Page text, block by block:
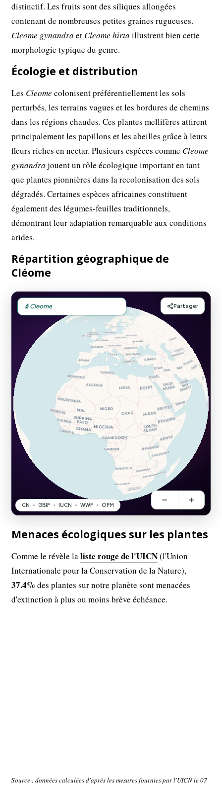
distinctif. Les fruits sont des siliques allongées
contenant de nombreuses petites graines rugueuses.
Cleome gynandra et Cleome hirta illustrent bien cette
morphologie typique du genre.
Écologie et distribution
Les Cleome colonisent préférentiellement les sols
perturbés, les terrains vagues et les bordures de chemins
dans les régions chaudes. Ces plantes mellifères attirent
principalement les papillons et les abeilles grâce à leurs
fleurs riches en nectar. Plusieurs espèces comme Cleome
gynandra jouent un rôle écologique important en tant
que plantes pionnières dans la recolonisation des sols
dégradés. Certaines espèces africaines constituent
également des légumes-feuilles traditionnels,
démontrant leur adaptation remarquable aux conditions
arides.
Répartition géographique de
Cléome
Menaces écologiques sur les plantes
Comme le révèle laliste rouge de l'UICN(l'Union
Internationale pour la Conservation de la Nature),
37.4% des plantes sur notre planète sont menacées
d'extinction à plus ou moins brève échéance.
Source : données calculées d'après les mesures fournies par l'UICN le 07